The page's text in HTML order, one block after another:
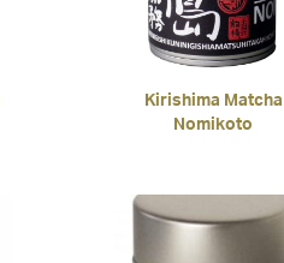
Kirishima Matcha
Nomikoto